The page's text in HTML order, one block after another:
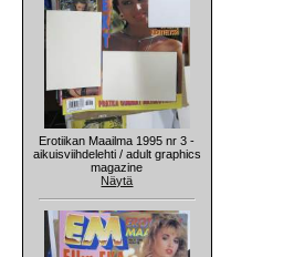
Erotiikan Maailma 1995 nr 3 -
aikuisviihdelehti / adult graphics
magazine
Näytä